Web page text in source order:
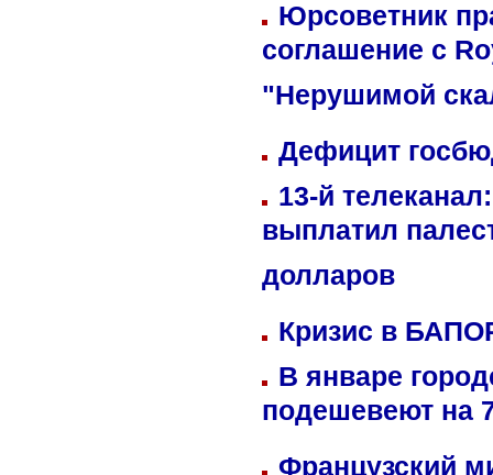
Юрсоветник
соглашение с
"Нерушимой
Дефицит
13-й
выплатил
долларов
Кризис в
В январе
подешевеют на
Французский